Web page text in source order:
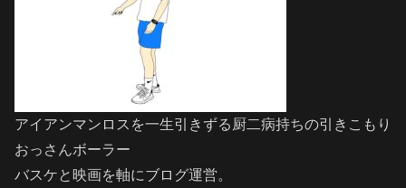
アイアンマンロスを一生引きずる厨二病持ちの引きこもり
おっさんボーラー
バスケと映画を軸にブログ運営。